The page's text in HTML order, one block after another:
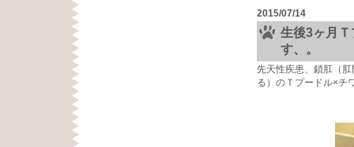
2015/07/14
生後3ヶ月
す、。
先天性疾患、鎖肛（
る）のＴプードル×チ